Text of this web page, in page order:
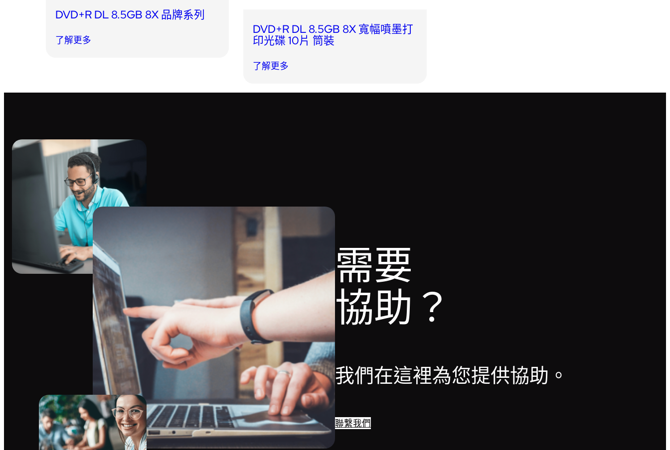
DVD+R DL 8.5GB 8X 品牌系列
了解更多
DVD+R DL 8.5GB 8X 寬幅噴墨打
印光碟 10片 筒裝
了解更多
需要
協助？
我們在這裡為您提供協助。
聯繫我們